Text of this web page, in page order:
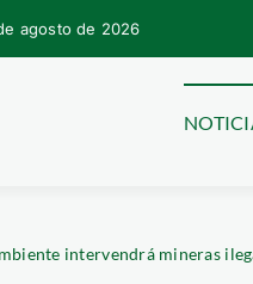
agosto de 2026
intervendrá mineras